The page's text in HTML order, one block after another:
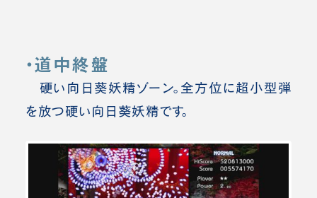
・道中終盤
硬い向日葵妖精ゾーン。 全方位に超小型弾
を放つ硬い向日葵妖精です。